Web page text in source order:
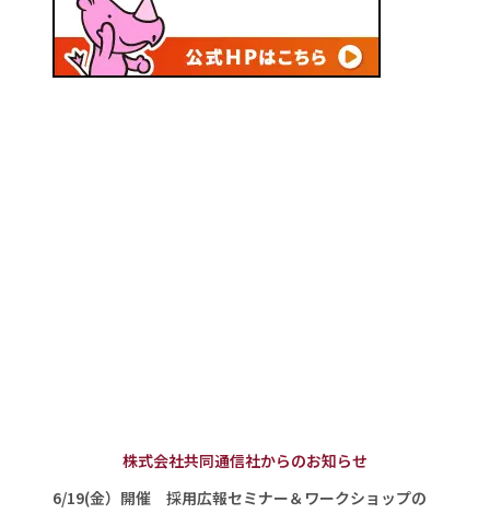
株式会社共同通信社からのお知らせ
6/19(金）開催 採用広報セミナー＆ワークショップの